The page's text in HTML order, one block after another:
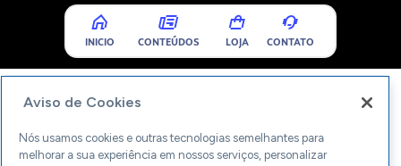
INICIO CONTEÚDOS LOJA CONTATO
Aviso de Cookies
Nós usamos cookies e outras tecnologias semelhantes para
melhorar a sua experiência em nossos serviços, personalizar